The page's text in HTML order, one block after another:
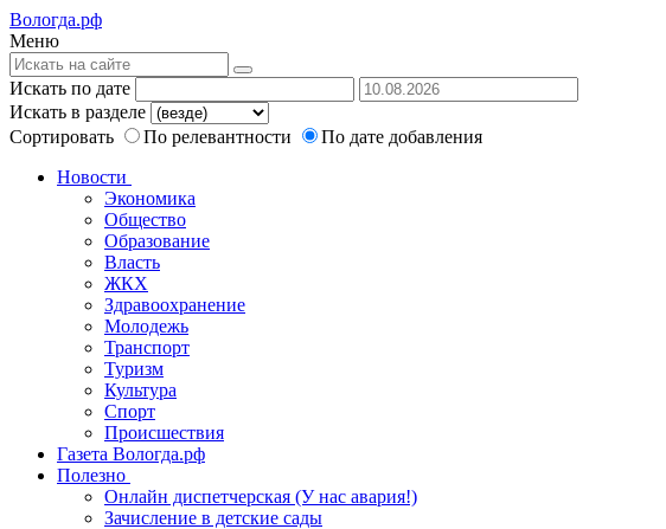
Вологда.рф
Меню
Искать по дате
Искать в разделе
Сортировать
По релевантности
По дате добавления
Новости
Экономика
Общество
Образование
Власть
ЖКХ
Здравоохранение
Молодежь
Транспорт
Туризм
Культура
Спорт
Происшествия
Газета Вологда.рф
Полезно
Онлайн диспетчерская (У нас авария!)
Зачисление в детские сады